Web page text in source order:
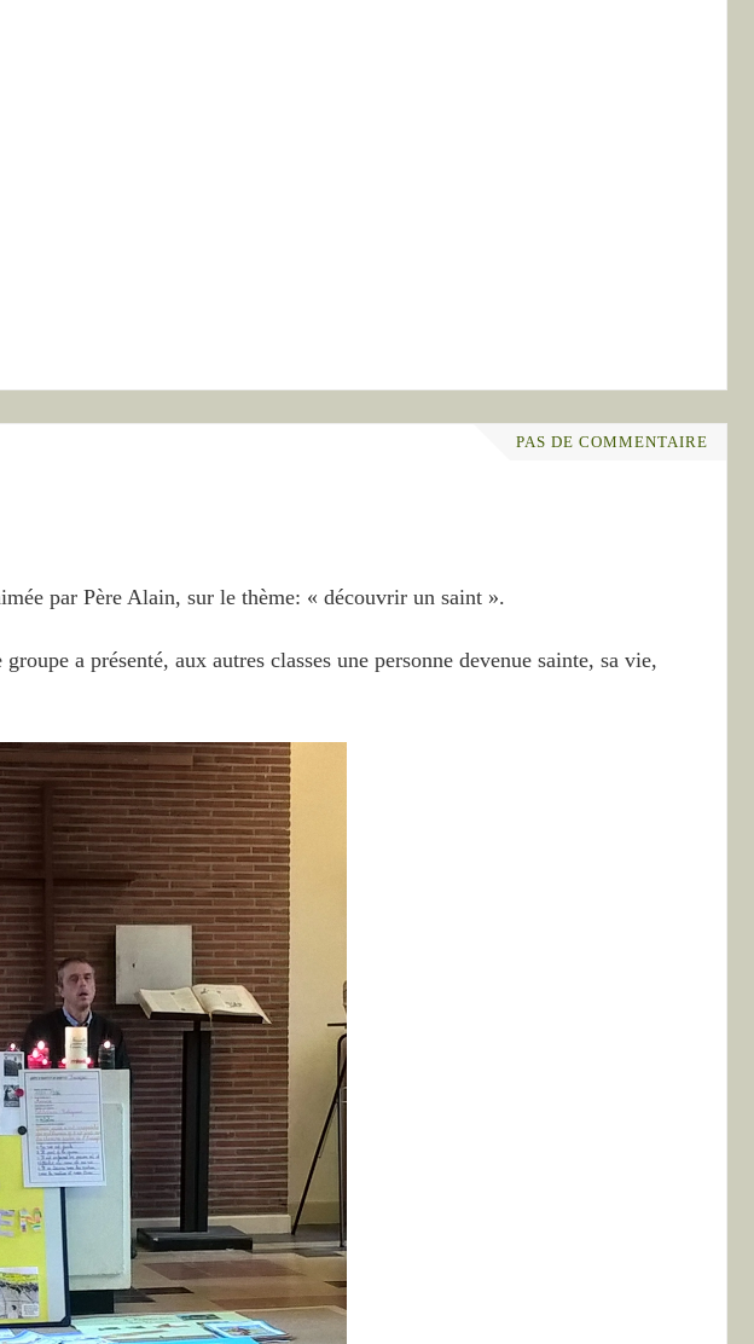
PAS DE COMMENTAIRE
par Père Alain, sur le thème: « découvrir un saint ».
a présenté, aux autres classes une personne devenue sainte, sa vie,